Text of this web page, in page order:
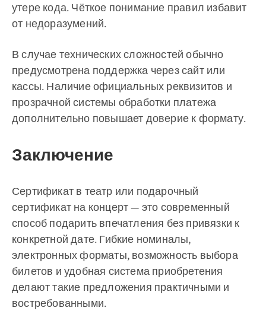
утере кода. Чёткое понимание правил избавит
от недоразумений.
В случае технических сложностей обычно
предусмотрена поддержка через сайт или
кассы. Наличие официальных реквизитов и
прозрачной системы обработки платежа
дополнительно повышает доверие к формату.
Заключение
Сертификат в театр или подарочный
сертификат на концерт — это современный
способ подарить впечатления без привязки к
конкретной дате. Гибкие номиналы,
электронных форматы, возможность выбора
билетов и удобная система приобретения
делают такие предложения практичными и
востребованными.